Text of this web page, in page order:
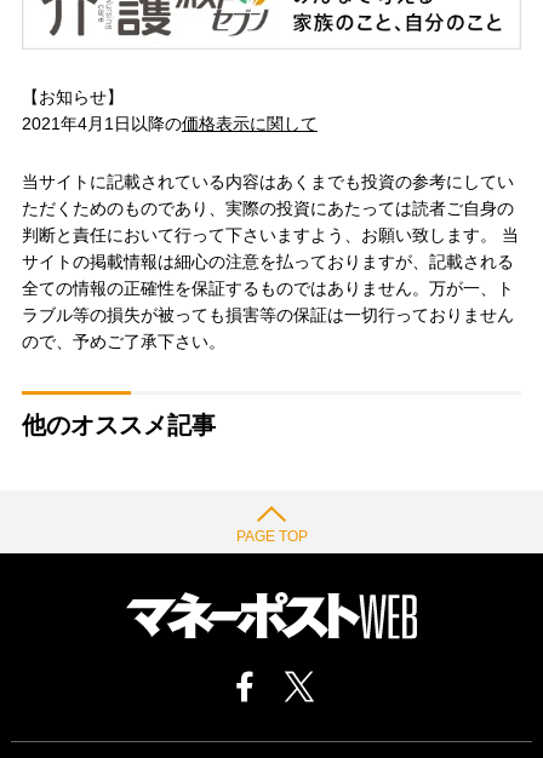
【お知らせ】
2021年4月1日以降の価格表示に関して
当サイトに記載されている内容はあくまでも投資の参考にしてい
ただくためのものであり、実際の投資にあたっては読者ご自身の
判断と責任において行って下さいますよう、お願い致します。 当
サイトの掲載情報は細心の注意を払っておりますが、記載される
全ての情報の正確性を保証するものではありません。万が一、ト
ラブル等の損失が被っても損害等の保証は一切行っておりません
ので、予めご了承下さい。
他のオススメ記事
PAGE TOP